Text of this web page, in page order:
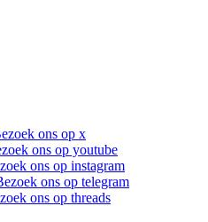
ons op x
ons op youtube
ons op instagram
ons op telegram
ons op threads